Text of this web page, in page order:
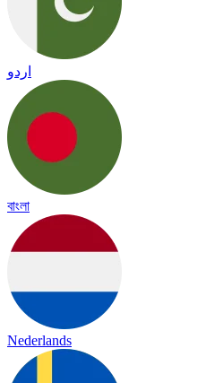
اردو
বাংলা
Nederlands